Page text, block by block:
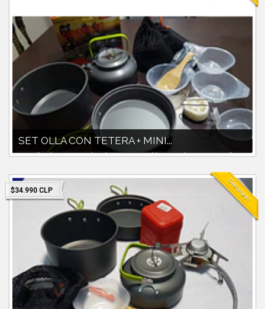
SET OLLA CON TETERA + MINI...
-set olla aluminio anodizado para uso trekking outdoor 1800cc olla. -
$34.990 CLP Destacado